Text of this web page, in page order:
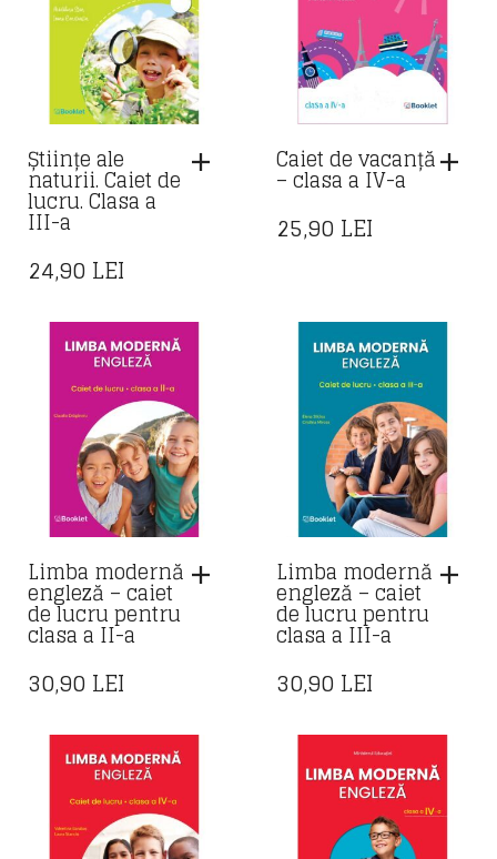
Științe ale
naturii. Caiet de
lucru. Clasa a
III-a
24,90 LEI
Caiet de vacanță
– clasa a IV-a
25,90 LEI
Limba modernă
engleză – caiet
de lucru pentru
clasa a II-a
30,90 LEI
Limba modernă
engleză – caiet
de lucru pentru
clasa a III-a
30,90 LEI